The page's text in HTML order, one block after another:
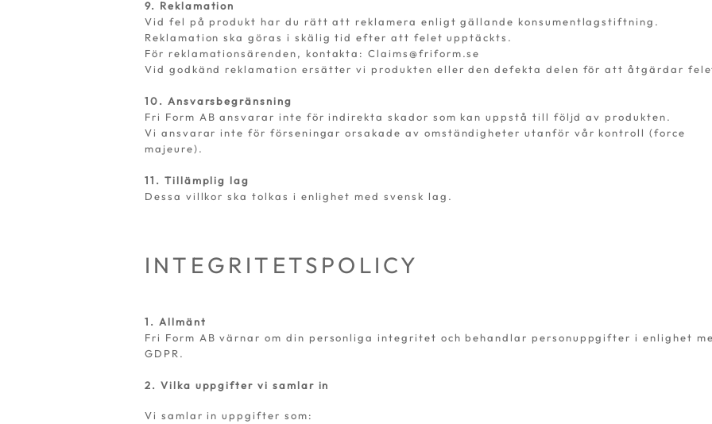
9. Reklamation
Vid fel på produkt har du rätt att reklamera enligt gällande konsumentlagstiftning.
Reklamation ska göras i skälig tid efter att felet upptäckts.
För reklamationsärenden, kontakta:Claims@friform.se
Vid godkänd reklamation ersätter vi produkten eller den defekta delen för att åtgärdar
10. Ansvarsbegränsning
Fri Form AB ansvarar inte för indirekta skador som kan uppstå till följd av produkten.
Vi ansvarar inte för förseningar orsakade av omständigheter utanför vår kontroll (force
majeure).
11. Tillämplig lag
Dessa villkor ska tolkas i enlighet med svensk lag.
INTEGRITETSPOLICY
1. Allmänt
Fri Form AB värnar om din personliga integritet och behandlar personuppgifter i enlighet
GDPR.
2. Vilka uppgifter vi samlar in
Vi samlar in uppgifter som: